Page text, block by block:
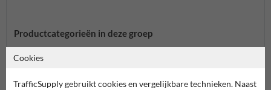
Productcategorieën in deze groep
Cookies
TrafficSupply gebruikt cookies en vergelijkbare technieken. Naast